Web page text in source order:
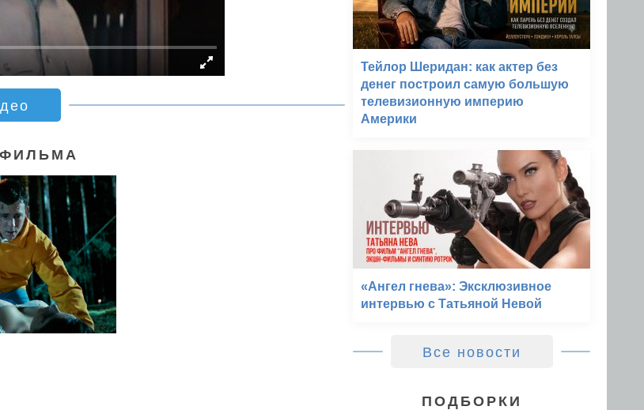
Тейлор Шеридан: как актер без
денег построил самую большую
телевизионную империю
Америки
«Ангел гнева»: Эксклюзивное
интервью с Татьяной Невой
Все новости
ПОДБОРКИ